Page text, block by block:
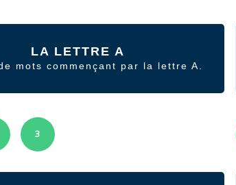
LA LETTRE A
mots commençant par la lettre A.
3